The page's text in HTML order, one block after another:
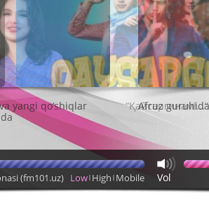
“Қайсаргинам!...”
Low High Mobile
(fm101.uz) Vol